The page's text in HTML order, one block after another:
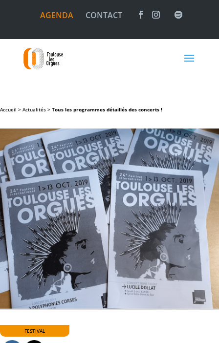
AGENDA CONTACT
Accueil > Actualités > Tous les programmes détaillés des concerts !
FESTIVAL